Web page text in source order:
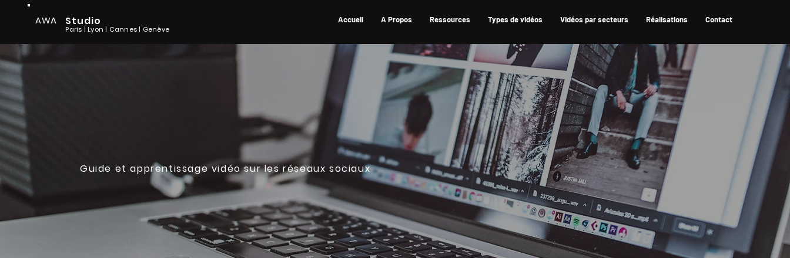
AWA Studio
Paris | Lyon | Cannes | Genève
Accueil A Propos Ressources Types de vidéos Vidéos par secteurs Réalisations Contact
Bonnes pratiques
vidéossur les réseaux
Guide et apprentissage vidéo sur les réseaux sociaux